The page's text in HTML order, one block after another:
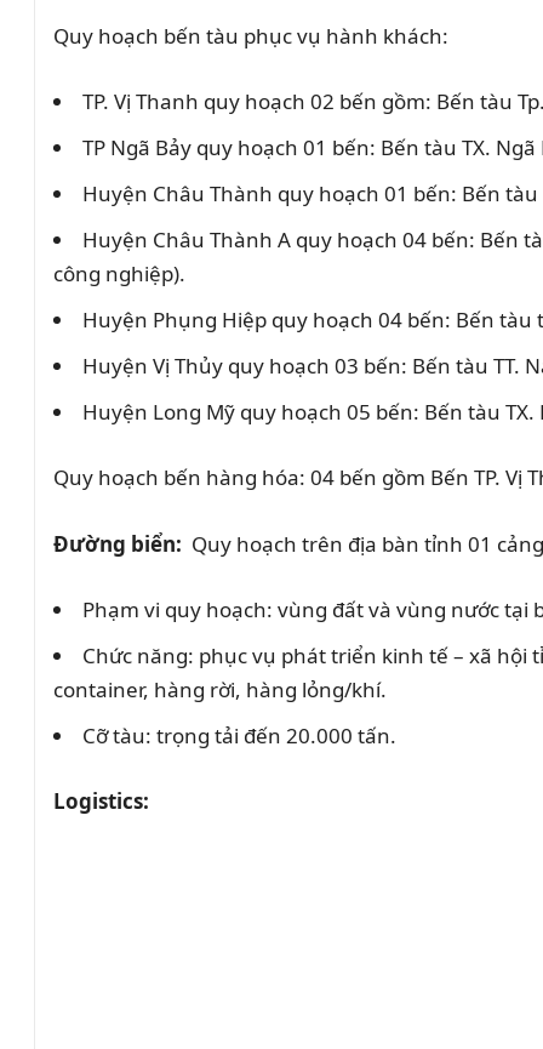
Quy hoạch bến tàu phục vụ hành khách:
TP. Vị Thanh quy hoạch 02 bến gồm: Bến tàu
TP Ngã Bảy quy hoạch 01 bến: Bến tàu TX. Ngã
Huyện Châu Thành quy hoạch 01 bến: Bến
Huyện Châu Thành A quy hoạch 04 bến: Bến
công nghiệp).
Huyện Phụng Hiệp quy hoạch 04 bến: Bến tàu
Huyện Vị Thủy quy hoạch 03 bến: Bến tàu TT.
Huyện Long Mỹ quy hoạch 05 bến: Bến tàu
Quy hoạch bến hàng hóa: 04 bến gồm Bến TP. Vị
Đường biển: Quy hoạch trên địa bàn tỉnh 01
Phạm vi quy hoạch: vùng đất và vùng nước tại
Chức năng: phục vụ phát triển kinh tế – xã hội
container, hàng rời, hàng lỏng/khí.
Cỡ tàu: trọng tải đến 20.000 tấn.
Logistics: